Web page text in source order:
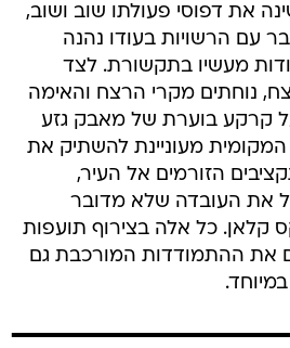
את דפוסי פעולתו שוב ושוב,
עם הרשויות בעודו נהנה
מעשיו בתקשורת. לצד
נוחתים מקרי הרצח והאימה
קרקע בוערת של מאבק גזע
המקומית מעוניינת להשתיק את
הזורמים אל העיר,
את העובדה שלא מדובר
קלאן. כל אלה בצירוף תועפות
את ההתמודדות המורכבת גם